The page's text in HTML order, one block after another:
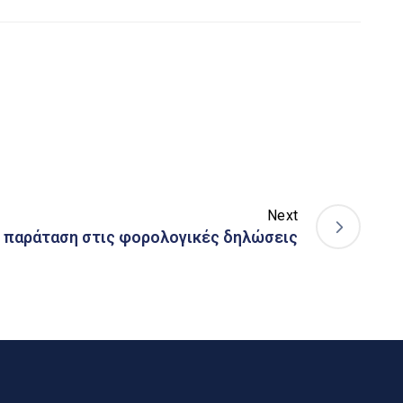
Next
παράταση στις φορολογικές δηλώσεις